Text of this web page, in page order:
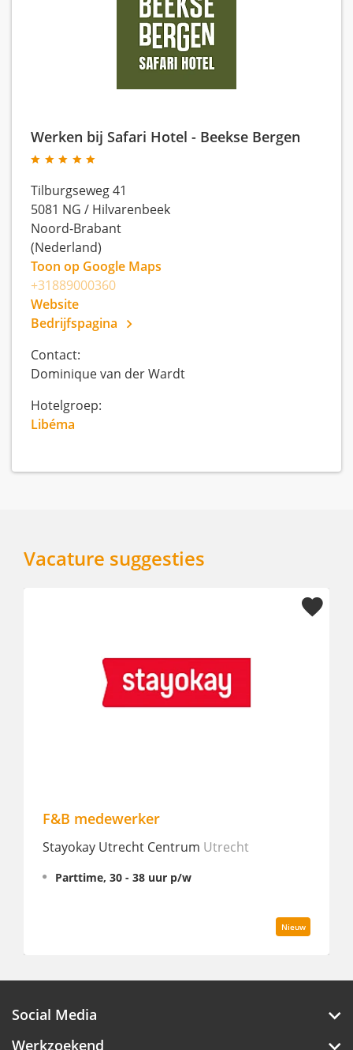
Werken bij Safari Hotel - Beekse Bergen
Tilburgseweg 41
5081 NG / Hilvarenbeek
Noord-Brabant
(Nederland)
Toon op Google Maps
+31889000360
Website
Bedrijfspagina
Contact:
Dominique van der Wardt
Hotelgroep:
Libéma
Vacature suggesties
Utrecht art'otel Amsterdam
Fulltime, 38 uur p/w
Social Media
Werkzoekend